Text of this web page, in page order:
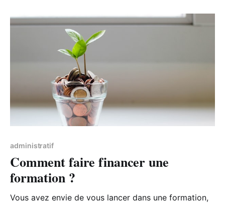
administratif
Comment faire financer une
formation ?
Vous avez envie de vous lancer dans une formation,